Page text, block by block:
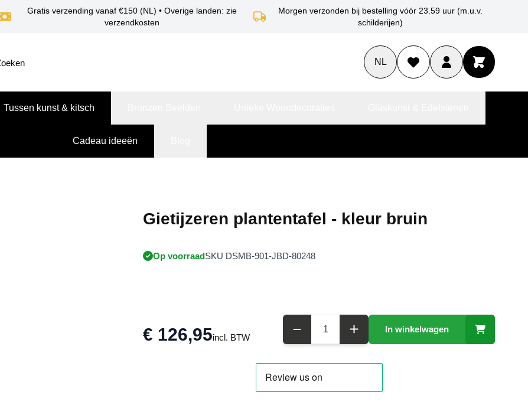
Gratis verzending vanaf €150 (NL) • Overige landen: zie
verzendkosten
Morgen verzonden bij bestelling vóór 23.59 uur (m.u.v.
schilderijen)
NL
Tussen kunst & kitsch
Cadeau ideeën
Gietijzeren plantentafel - kleur bruin
Op voorraadSKU DSMB-901-JBD-80248
€ 126,95incl. BTW
In winkelwagen